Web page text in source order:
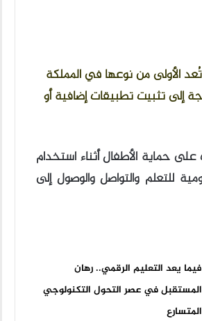
الأولى من نوعها في المملكة
إلى تثبيت تطبيقات إضافية أو
حماية الأطفال أثناء استخدام
للتعلم والتواصل والوصول إلى
فيما يعد التعليم الرقمي.. رهان
المستقبل في عصر التحول التكنولوجي
المتسارع